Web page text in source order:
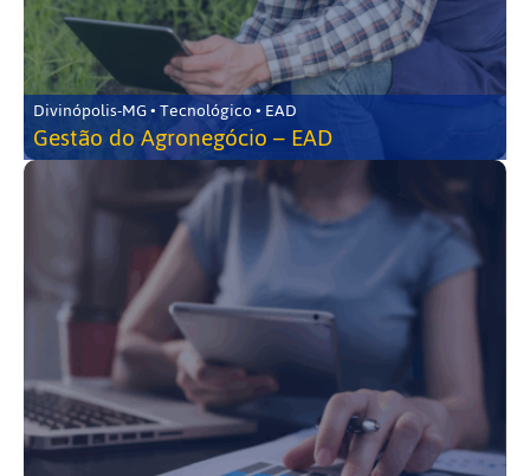
Divinópolis-MG • Tecnológico • EAD
Gestão do Agronegócio – EAD